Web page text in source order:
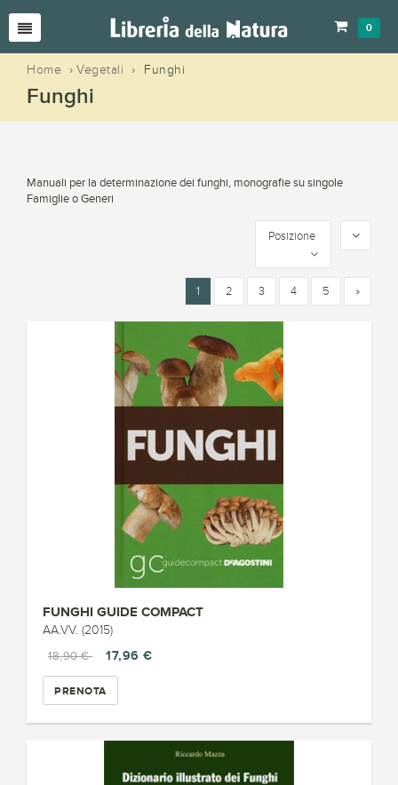
0
Home › Vegetali › Funghi
Funghi
Manuali per la determinazione dei funghi, monografie su singole
Famiglie o Generi
Posizione
1 2 3 4 5 »
FUNGHI GUIDE COMPACT
AA.VV. (2015)
18,90 €
17,96 €
PRENOTA